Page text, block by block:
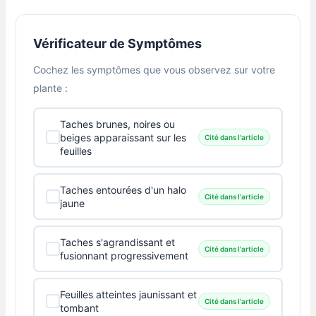
Vérificateur de Symptômes
Cochez les symptômes que vous observez sur votre
plante :
Taches brunes, noires ou
beiges apparaissant sur les
feuilles
Cité dans l'article
Taches entourées d'un halo
jaune
Cité dans l'article
Taches s'agrandissant et
fusionnant progressivement
Cité dans l'article
Feuilles atteintes jaunissant et
tombant
Cité dans l'article